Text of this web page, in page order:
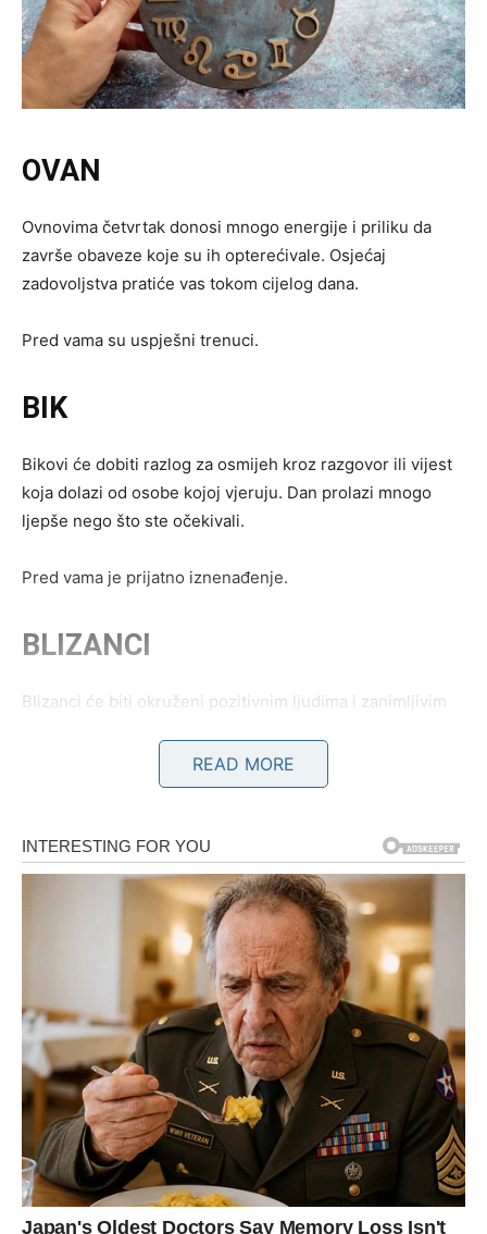
OVAN
Ovnovima četvrtak donosi mnogo energije i priliku da
završe obaveze koje su ih opterećivale. Osjećaj
zadovoljstva pratiće vas tokom cijelog dana.
Pred vama su uspješni trenuci.
BIK
Bikovi će dobiti razlog za osmijeh kroz razgovor ili vijest
koja dolazi od osobe kojoj vjeruju. Dan prolazi mnogo
ljepše nego što ste očekivali.
Pred vama je prijatno iznenađenje.
BLIZANCI
Blizanci će biti okruženi pozitivnim ljudima i zanimljivim
RAK
Rakovima četvrtak donosi emotivnu toplinu i osjećaj
bliskosti sa ljudima koje vole. Jedna sitnica mogla bi vam
uljepšati cijeli dan.
Pred vama su trenuci za pamćenje.
LAV
Lavovima dolazi potvrda da su na pravom putu. Poslovna
ili privatna situacija razvija se mnogo bolje nego što ste
READ MORE